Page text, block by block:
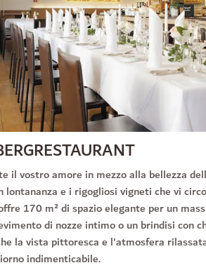
il vostro amore in mezzo alla bellezza
lontananza e i rigogliosi vigneti che vi
170 m² di spazio elegante per un
di nozze intimo o un brindisi con
la vista pittoresca e l'atmosfera
indimenticabile.